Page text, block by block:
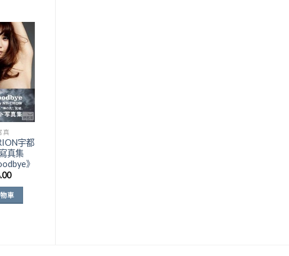
Add to
Wishlist
真
宇都
真集
》
車